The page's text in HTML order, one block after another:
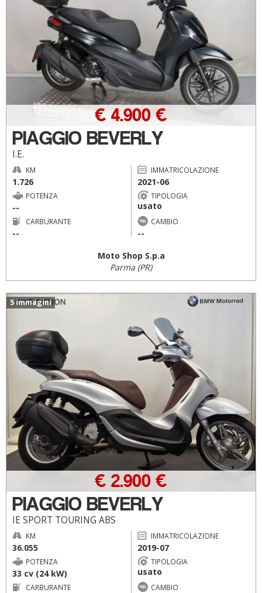
PIAGGIO BEVERLY
I.E.
€ 4.900 €
KM
1.726
IMMATRICOLAZIONE
2021-06
POTENZA
--
TIPOLOGIA
usato
CARBURANTE
--
CAMBIO
--
Moto Shop S.p.a
Parma (PR)
5 immagini
PIAGGIO BEVERLY
IE SPORT TOURING ABS
€ 2.900 €
KM
36.055
IMMATRICOLAZIONE
2019-07
POTENZA
33 cv (24 kW)
TIPOLOGIA
usato
CARBURANTE CAMBIO